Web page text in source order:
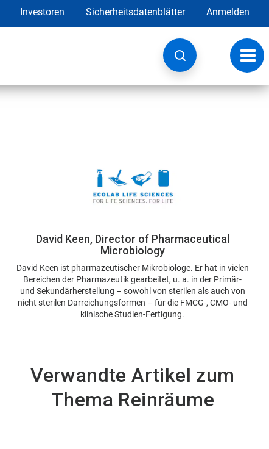
Investoren Sicherheitsdatenblätter Anmelden
David Keen, Director of Pharmaceutical
Microbiology
David Keen ist pharmazeutischer Mikrobiologe. Er hat in vielen
Bereichen der Pharmazeutik gearbeitet, u. a. in der Primär-
und Sekundärherstellung – sowohl von sterilen als auch von
nicht sterilen Darreichungsformen – für die FMCG-, CMO- und
klinische Studien-Fertigung.
Verwandte Artikel zum
Thema Reinräume